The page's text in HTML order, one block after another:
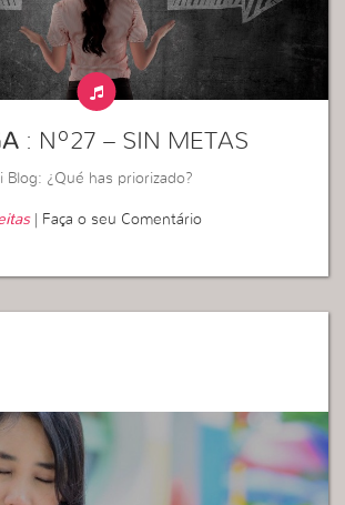
: Nº27 – SIN METAS
Blog: ¿Qué has priorizado?
| Faça o seu Comentário